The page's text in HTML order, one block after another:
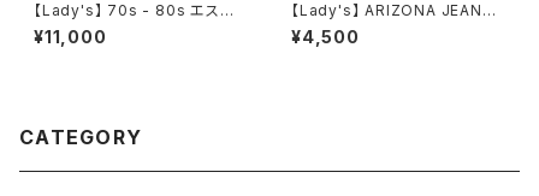
【Lady's】 70s - 80s エスニッ
ク柄 スカート / 70年代 80年代
総柄 古着 レディース N1546
¥11,000
【Lady's】 ARIZONA JEANS
CO サン・ムーン モチーフ リン
ガー Tシャツ / ティーシャツ T-
¥4,500
CATEGORY